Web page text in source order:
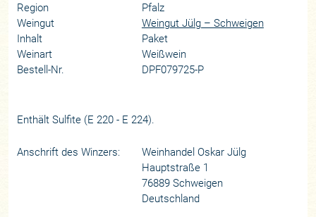
Region
Pfalz
Weingut
Weingut Jülg – Schweigen
Inhalt
Paket
Weinart
Weißwein
Bestell-Nr.
DPF079725-P
Enthält Sulfite (E 220 - E 224).
Anschrift des Winzers:
Weinhandel Oskar Jülg
Hauptstraße 1
76889 Schweigen
Deutschland